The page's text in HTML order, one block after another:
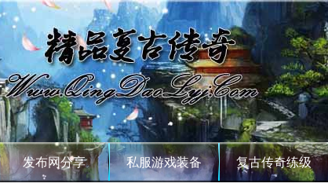
发布网分享 私服游戏装备 复古传奇练级